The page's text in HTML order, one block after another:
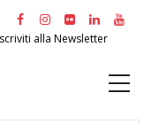
alla Newsletter